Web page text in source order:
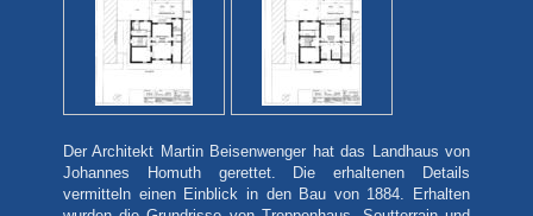
Der Architekt Martin Beisenwenger hat das Landhaus von
Johannes Homuth gerettet. Die erhaltenen Details
vermitteln einen Einblick in den Bau von 1884. Erhalten